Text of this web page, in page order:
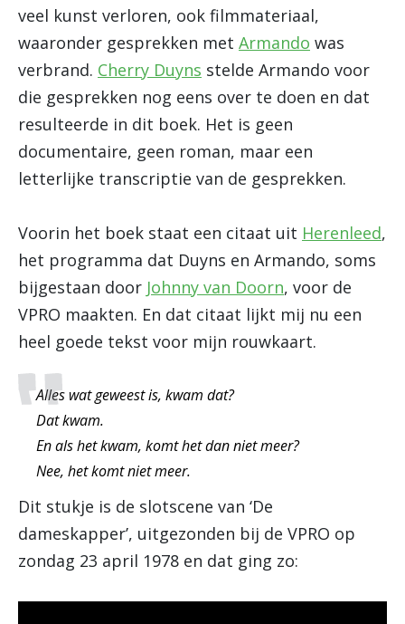
veel kunst verloren, ook filmmateriaal,
waaronder gesprekken met Armando was
verbrand. Cherry Duyns stelde Armando voor
die gesprekken nog eens over te doen en dat
resulteerde in dit boek. Het is geen
documentaire, geen roman, maar een
letterlijke transcriptie van de gesprekken.
Voorin het boek staat een citaat uit Herenleed,
het programma dat Duyns en Armando, soms
bijgestaan door Johnny van Doorn, voor de
VPRO maakten. En dat citaat lijkt mij nu een
heel goede tekst voor mijn rouwkaart.
Alles wat geweest is, kwam dat?
Dat kwam.
En als het kwam, komt het dan niet meer?
Nee, het komt niet meer.
Dit stukje is de slotscene van ‘De
dameskapper’, uitgezonden bij de VPRO op
zondag 23 april 1978 en dat ging zo: